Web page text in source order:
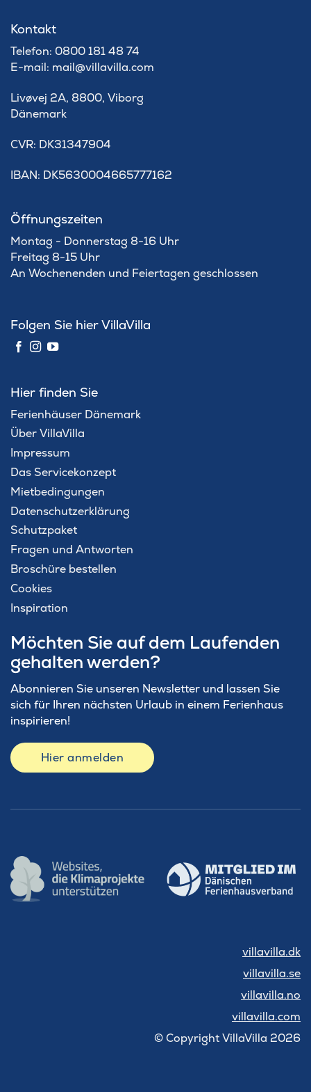
Kontakt
Telefon: 0800 181 48 74
E-mail: mail@villavilla.com
Livøvej 2A, 8800, Viborg
Dänemark
​CVR: DK31347904
IBAN: DK5630004665777162
Öffnungszeiten
Montag - Donnerstag 8-16 Uhr
Freitag 8-15 Uhr
An Wochenenden und Feiertagen geschlossen
Folgen Sie hier VillaVilla
Hier finden Sie
Ferienhäuser Dänemark
Über VillaVilla
Impressum
Das Servicekonzept
Mietbedingungen
Datenschutzerklärung
Schutzpaket
Fragen und Antworten
Broschüre bestellen
Cookies
Inspiration
Möchten Sie auf dem Laufenden
gehalten werden?
Abonnieren Sie unseren Newsletter und lassen Sie
sich für Ihren nächsten Urlaub in einem Ferienhaus
inspirieren!
Hier anmelden
villavilla.dk
villavilla.se
villavilla.no
villavilla.com
© Copyright VillaVilla 2026